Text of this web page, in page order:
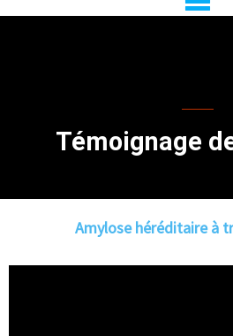
Témoignage
Amylose héréditaire à